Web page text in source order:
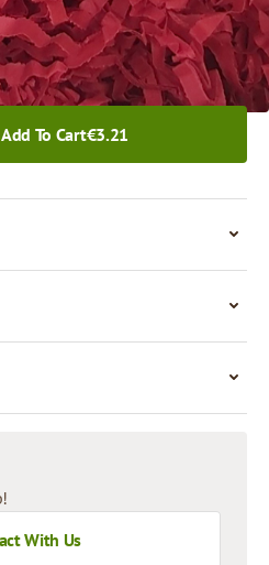
Add To Cart€3.21
With Us